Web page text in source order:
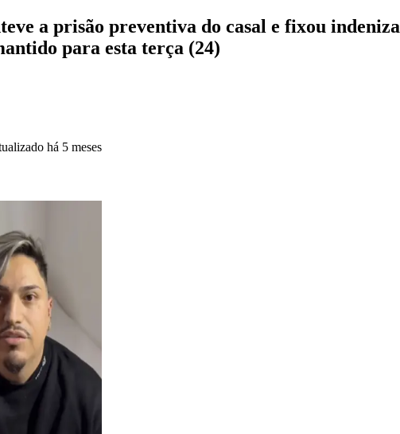
a prisão preventiva do casal e fixou
para esta terça (24)
há 5 meses